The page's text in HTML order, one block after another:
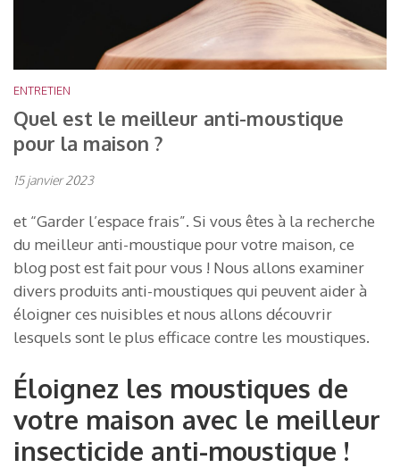
ENTRETIEN
Quel est le meilleur anti-moustique
pour la maison ?
15 janvier 2023
et “Garder l’espace frais”. Si vous êtes à la recherche
du meilleur anti-moustique pour votre maison, ce
blog post est fait pour vous ! Nous allons examiner
divers produits anti-moustiques qui peuvent aider à
éloigner ces nuisibles et nous allons découvrir
lesquels sont le plus efficace contre les moustiques.
Éloignez les moustiques de
votre maison avec le meilleur
insecticide anti-moustique !